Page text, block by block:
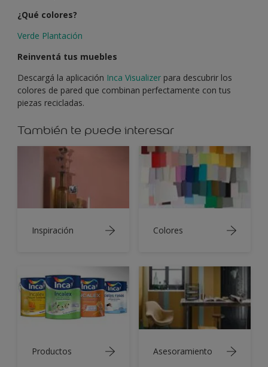
¿Qué colores?
Verde Plantación
Reinventá tus muebles
Descargá la aplicación Inca Visualizer para descubrir los
colores de pared que combinan perfectamente con tus
piezas recicladas.
También te puede interesar
Inspiración Colores
Productos Asesoramiento